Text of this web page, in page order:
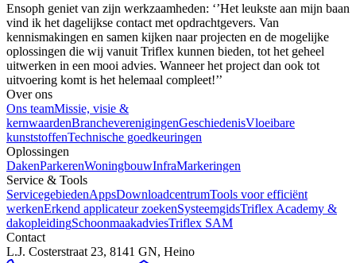
Ensoph geniet van zijn werkzaamheden: ‘’Het leukste aan mijn baan
vind ik het dagelijkse contact met opdrachtgevers. Van
kennismakingen en samen kijken naar projecten en de mogelijke
oplossingen die wij vanuit Triflex kunnen bieden, tot het geheel
uitwerken in een mooi advies. Wanneer het project dan ook tot
uitvoering komt is het helemaal compleet!’’
Over ons
Ons teamMissie, visie &
kernwaardenBrancheverenigingenGeschiedenisVloeibare
kunststoffenTechnische goedkeuringen
Oplossingen
DakenParkerenWoningbouwInfraMarkeringen
Service & Tools
ServicegebiedenAppsDownloadcentrumTools voor efficiënt
werkenErkend applicateur zoekenSysteemgidsTriflex Academy &
dakopleidingSchoonmaakadviesTriflex SAM
Contact
L.J. Costerstraat 23, 8141 GN, Heino